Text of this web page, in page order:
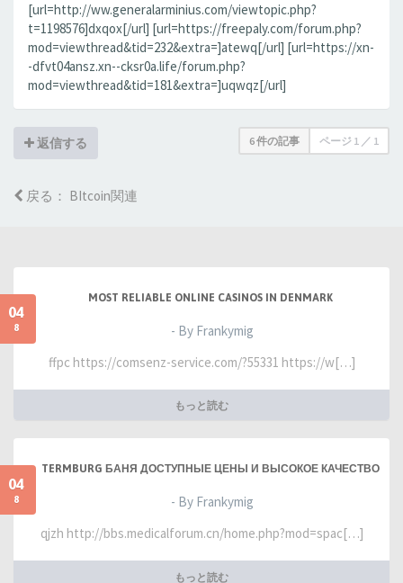
[url=http://ww.generalarminius.com/viewtopic.php?
t=1198576]dxqox[/url] [url=https://freepaly.com/forum.php?
mod=viewthread&tid=232&extra=]atewq[/url] [url=https://xn-
-dfvt04ansz.xn--cksr0a.life/forum.php?
mod=viewthread&tid=181&extra=]uqwqz[/url]
返信する 6 件の記事 ページ 1 ／ 1
戻る： BItcoin関連
04
8
MOST RELIABLE ONLINE CASINOS IN DENMARK
- By Frankymig
ffpc https://comsenz-service.com/?55331 https://w[…]
もっと読む
04
8
TERMBURG БАНЯ ДОСТУПНЫЕ ЦЕНЫ И ВЫСОКОЕ КАЧЕСТВО
- By Frankymig
qjzh http://bbs.medicalforum.cn/home.php?mod=spac[…]
もっと読む